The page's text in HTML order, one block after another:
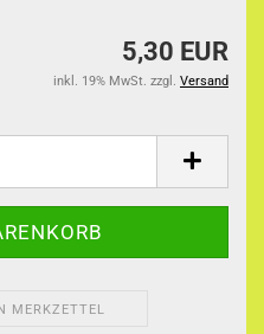
5,30 EUR
inkl. 19% MwSt. zzgl. Versand
MERKZETTEL